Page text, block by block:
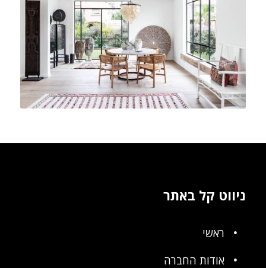
ניווט קל באתר
ראשי
אודות החברה